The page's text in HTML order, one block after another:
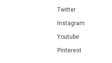
Twitter
Instagram
Youtube
Pinterest